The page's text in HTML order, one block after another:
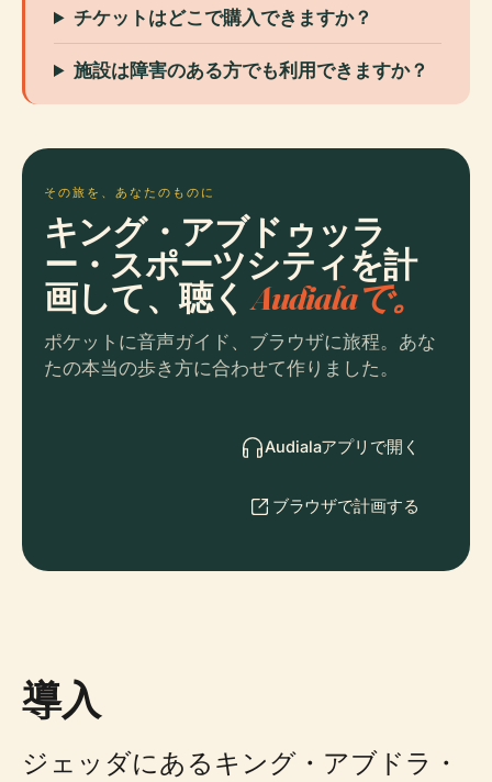
チケットはどこで購入できますか？
施設は障害のある方でも利用できますか？
その旅を、あなたのものに
キング・アブドゥッラ
ー・スポーツシティを計
画して、聴くAudialaで。
ポケットに音声ガイド、ブラウザに旅程。あな
たの本当の歩き方に合わせて作りました。
Audialaアプリで開く
ブラウザで計画する
導入
ジェッダにあるキング・アブドラ・